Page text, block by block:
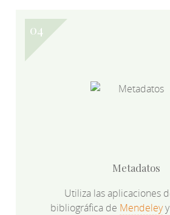
Metadatos
Utiliza las aplicaciones
bibliográfica de Mendeleyy